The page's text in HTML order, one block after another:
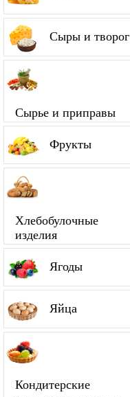
Сыры и творог
Сырье и приправы
Фрукты
Хлебобулочные
изделия
Ягоды
Яйца
Кондитерские